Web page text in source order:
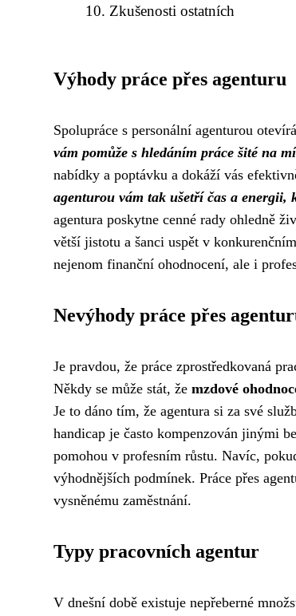
Zkušenosti ostatních
Výhody práce přes agenturu
Spolupráce s personální agenturou
vám pomůže s hledáním práce šité na
nabídky a poptávku a dokáží vás
agenturou vám tak ušetří čas a energii,
agentura poskytne cenné rady ohledně
větší jistotu a šanci uspět v
nejenom finanční ohodnocení, ale i
Nevýhody práce přes
Je pravdou, že práce zprostředkovaná
Někdy se může stát, že mzdové
Je to dáno tím, že agentura si za své
handicap je často kompenzován jinými
pomohou v profesním růstu. Navíc,
výhodnějších podmínek. Práce přes
vysněnému zaměstnání.
Typy pracovních agentur
V dnešní době existuje nepřeberné